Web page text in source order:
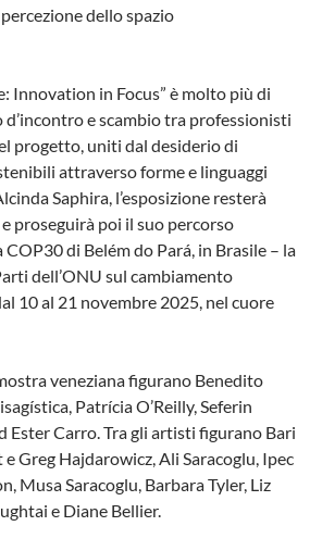
dello spazio
Innovation in Focus” è molto più di
d’incontro e scambio tra professionisti
progetto, uniti dal desiderio di
attraverso forme e linguaggi
Saphira, l’esposizione resterà
proseguirà poi il suo percorso
di Belém do Pará, in Brasile – la
dell’ONU sul cambiamento
10 al 21 novembre 2025, nel cuore
veneziana figurano Benedito
Patrícia O’Reilly, Seferin
Ester Carro. Tra gli artisti figurano Bari
Greg Hajdarowicz, Ali Saracoglu, Ipec
Musa Saracoglu, Barbara Tyler, Liz
e Diane Bellier.